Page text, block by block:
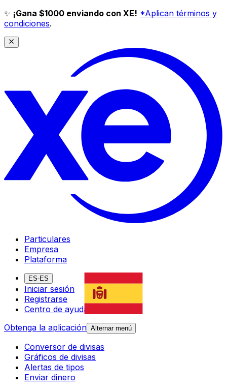
✨ ¡Gana $1000 enviando con XE! *Aplican términos y
condiciones.
Particulares
Empresa
Plataforma
ES-ES
Iniciar sesión
Registrarse
Centro de ayuda
Obtenga la aplicación Alternar menú
Conversor de divisas
Gráficos de divisas
Alertas de tipos
Enviar dinero